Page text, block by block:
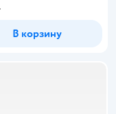
В корзину